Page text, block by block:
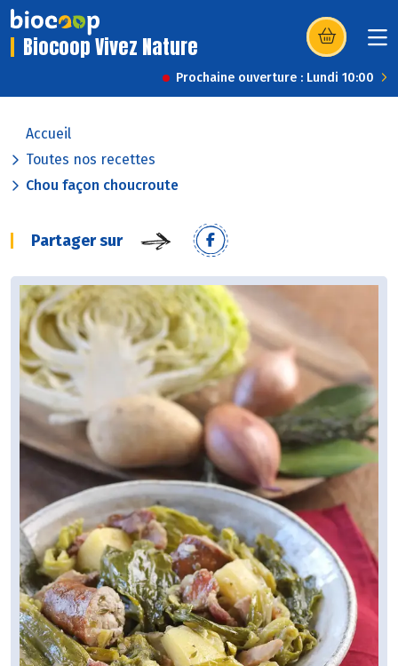
Biocoop Vivez Nature (s’ouvre dans
Prochaine ouverture : Lundi 10:00
Accueil
Toutes nos recettes
Chou façon choucroute
Partager sur